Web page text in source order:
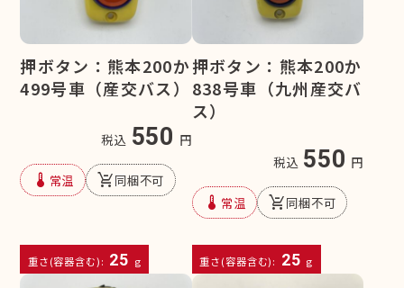
押ボタン：熊本200か
499号車（産交バス）
税込 550 円
device_thermostat 常温 remove_shopping_cart同梱不可
重さ(容器含む): 25 g
押ボタン：熊本200か
838号車（九州産交バ
ス）
税込 550 円
device_thermostat 常温 remove_shopping_cart同梱不可
重さ(容器含む): 25 g